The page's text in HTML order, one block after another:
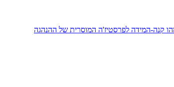
קנה-המידה לפרסטיז'ה המוסרית של ההנהגה